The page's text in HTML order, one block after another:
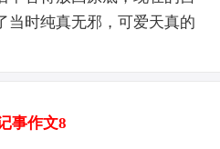
当时纯真无邪，可爱天真的
事作文8